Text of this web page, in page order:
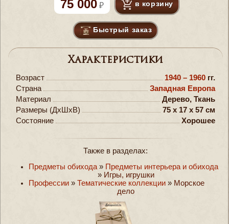
75 000 в корзину
Быстрый заказ
Характеристики
Возраст 1940 – 1960 гг.
Страна
Западная Европа
Материал
Дерево, Ткань
Размеры (ДxШxВ)
75 x 17 x 57 см
Состояние
Хорошее
Также в разделах:
Предметы обихода » Предметы интерьера и обихода
» Игры, игрушки
Профессии » Тематические коллекции » Морское
дело